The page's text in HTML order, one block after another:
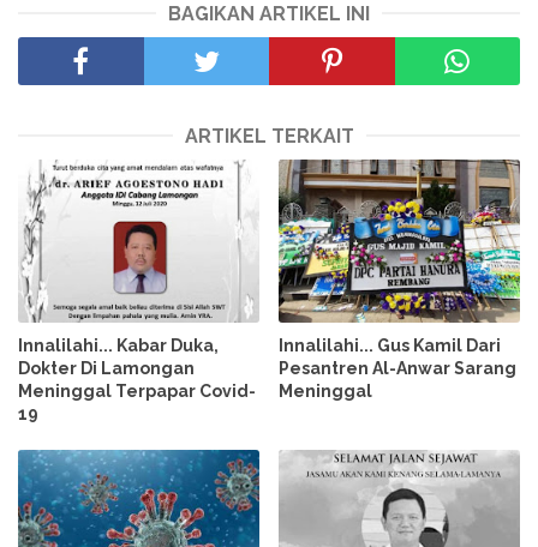
BAGIKAN ARTIKEL INI
ARTIKEL TERKAIT
Innalilahi... Kabar Duka,
Dokter Di Lamongan
Meninggal Terpapar Covid-
19
Innalilahi... Gus Kamil Dari
Pesantren Al-Anwar Sarang
Meninggal